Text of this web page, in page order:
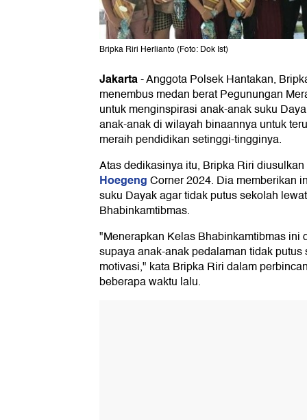
Bripka Riri Herlianto (Foto: Dok Ist)
Jakarta-Anggota Polsek Hantakan,
menembus medan berat Pegunungan
untuk menginspirasi anak-anak suku
anak-anak di wilayah binaannya untuk
meraih pendidikan setinggi-tingginya.
Atas dedikasinya itu, Bripka Riri
HoegengCorner 2024. Dia memberikan
suku Dayak agar tidak putus sekolah
Bhabinkamtibmas.
"Menerapkan Kelas Bhabinkamtibmas ini
supaya anak-anak pedalaman tidak
motivasi," kata Bripka Riri dalam
beberapa waktu lalu.